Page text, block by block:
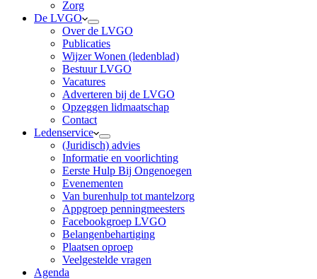
Zorg
De LVGO
Over de LVGO
Publicaties
Wijzer Wonen (ledenblad)
Bestuur LVGO
Vacatures
Adverteren bij de LVGO
Opzeggen lidmaatschap
Contact
Ledenservice
(Juridisch) advies
Informatie en voorlichting
Eerste Hulp Bij Ongenoegen
Evenementen
Van burenhulp tot mantelzorg
Appgroep penningmeesters
Facebookgroep LVGO
Belangenbehartiging
Plaatsen oproep
Veelgestelde vragen
Agenda